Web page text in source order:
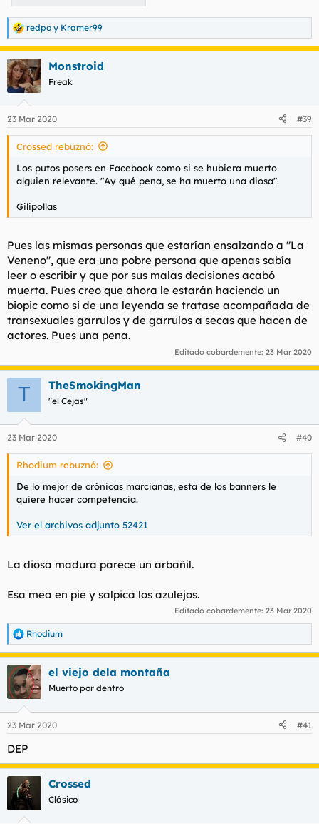
R
e
a
c
c
i
e
s
redpo y Kramer99
Monstroid
Freak
23 Mar 2020 #39
Crossed rebuznó:
Los putos posers en Facebook como si se hubiera muerto
alguien relevante. "Ay qué pena, se ha muerto una diosa".
Gilipollas
Pues las mismas personas que estarían ensalzando a "La
Veneno", que era una pobre persona que apenas sabía
leer o escribir y que por sus malas decisiones acabó
muerta. Pues creo que ahora le estarán haciendo un
biopic como si de una leyenda se tratase acompañada de
transexuales garrulos y de garrulos a secas que hacen de
actores. Pues una pena.
Editado cobardemente: 23 Mar 2020
T TheSmokingMan
"el Cejas"
23 Mar 2020 #40
Rhodium rebuznó:
De lo mejor de crónicas marcianas, esta de los banners le
quiere hacer competencia.
Ver el archivos adjunto 52421
La diosa madura parece un arbañil.
Esa mea en pie y salpica los azulejos.
Editado cobardemente: 23 Mar 2020
R
e
a
c
c
i
e
:
Rhodium
el viejo dela montaña
Muerto por dentro
23 Mar 2020 #41
DEP
Crossed
Clásico